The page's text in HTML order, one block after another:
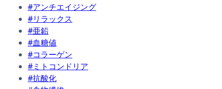
#アンチエイジング
#リラックス
#亜鉛
#血糖値
#コラーゲン
#ミトコンドリア
#抗酸化